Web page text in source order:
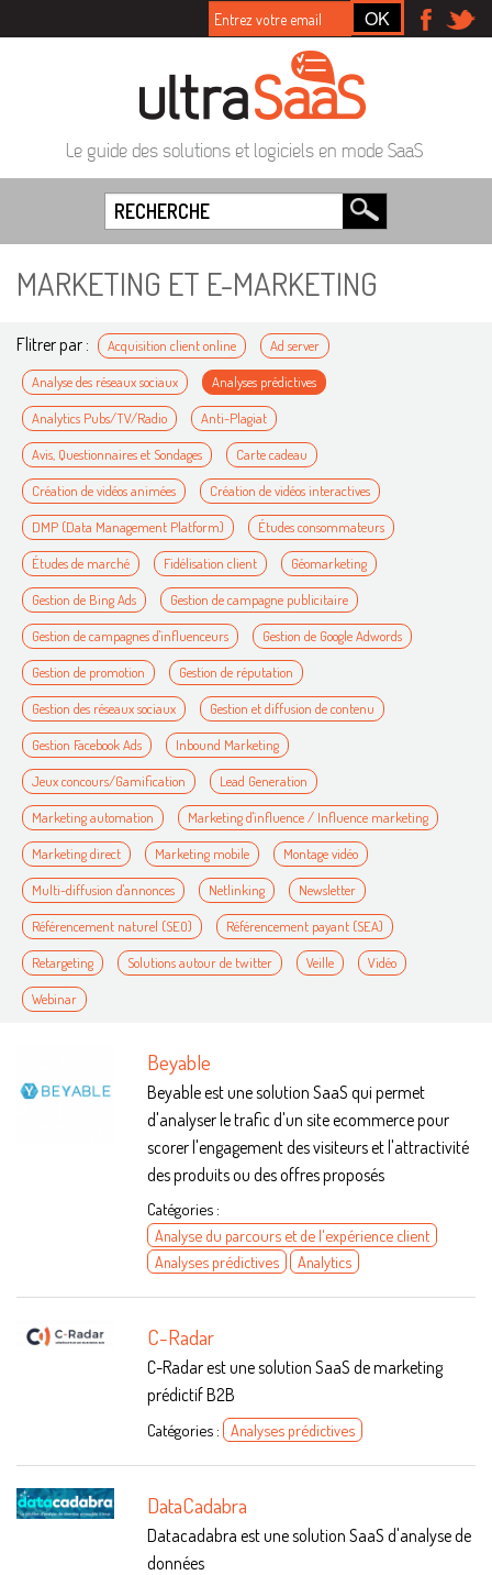
Le guide des solutions et logiciels en mode SaaS
MARKETING ET E-MARKETING
Flitrer par : Acquisition client online Ad server
Analyse des réseaux sociaux Analyses prédictives
Analytics Pubs/TV/Radio Anti-Plagiat
Avis, Questionnaires et Sondages Carte cadeau
Création de vidéos animées Création de vidéos interactives
DMP (Data Management Platform) Études consommateurs
Études de marché Fidélisation client Géomarketing
Gestion de Bing Ads Gestion de campagne publicitaire
Gestion de campagnes d'influenceurs Gestion de Google Adwords
Gestion de promotion Gestion de réputation
Gestion des réseaux sociaux Gestion et diffusion de contenu
Gestion Facebook Ads Inbound Marketing
Jeux concours/Gamification Lead Generation
Marketing automation Marketing d'influence / Influence marketing
Marketing direct Marketing mobile Montage vidéo
Multi-diffusion d'annonces Netlinking Newsletter
Référencement naturel (SEO) Référencement payant (SEA)
Retargeting Solutions autour de twitter Veille Vidéo
Webinar
Beyable
Beyable est une solution SaaS qui permet
d'analyser le trafic d'un site ecommerce pour
scorer l'engagement des visiteurs et l'attractivité
des produits ou des offres proposés
Catégories :
Analyse du parcours et de l'expérience client
Analyses prédictives
Analytics
C-Radar
C-Radar est une solution SaaS de marketing
prédictif B2B
Catégories : Analyses prédictives
DataCadabra
Datacadabra est une solution SaaS d'analyse de
données